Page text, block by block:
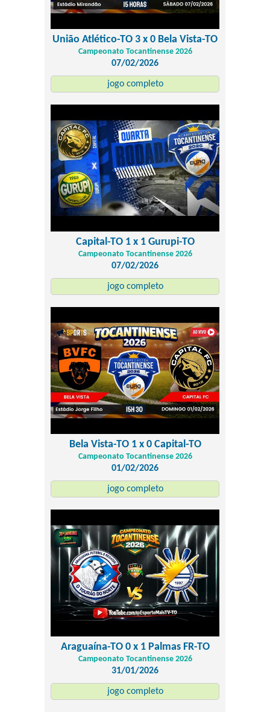
União Atlético-TO 3 x 0 Bela Vista-TO
Campeonato Tocantinense 2026
07/02/2026
jogo completo
Capital-TO 1 x 1 Gurupi-TO
Campeonato Tocantinense 2026
07/02/2026
jogo completo
Bela Vista-TO 1 x 0 Capital-TO
Campeonato Tocantinense 2026
01/02/2026
jogo completo
Araguaína-TO 0 x 1 Palmas FR-TO
Campeonato Tocantinense 2026
31/01/2026
jogo completo